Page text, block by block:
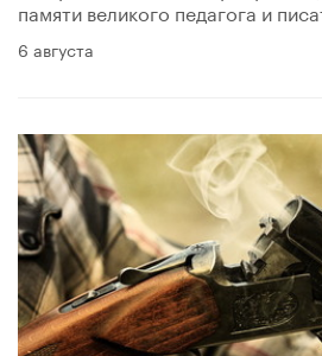
памяти великого педагога и
6 августа